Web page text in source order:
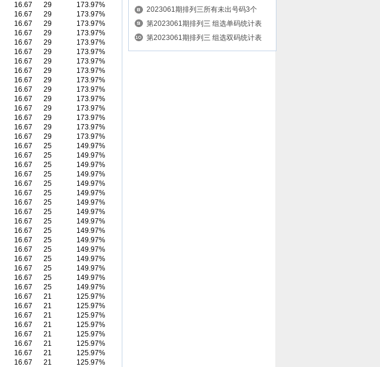
16.67 29
173.97%
16.67 29
173.97%
16.67 29
173.97%
16.67 29
173.97%
16.67 29
173.97%
16.67 29
173.97%
16.67 29
173.97%
16.67 29
173.97%
16.67 29
173.97%
16.67 29
173.97%
16.67 29
173.97%
16.67 29
173.97%
16.67 29
173.97%
16.67 29
173.97%
16.67 29
173.97%
16.67 25
149.97%
16.67 25
149.97%
16.67 25
149.97%
16.67 25
149.97%
16.67 25
149.97%
16.67 25
149.97%
16.67 25
149.97%
16.67 25
149.97%
16.67 25
149.97%
16.67 25
149.97%
16.67 25
149.97%
16.67 25
149.97%
16.67 25
149.97%
16.67 25
149.97%
16.67 25
149.97%
16.67 25
149.97%
16.67 21
125.97%
16.67 21
125.97%
16.67 21
125.97%
16.67 21
125.97%
16.67 21
125.97%
16.67 21
125.97%
16.67 21
125.97%
16.67 21
125.97%
2023061期排列三所有未出号码3个
第2023061期排列三 组选单码统计表
第2023061期排列三 组选双码统计表